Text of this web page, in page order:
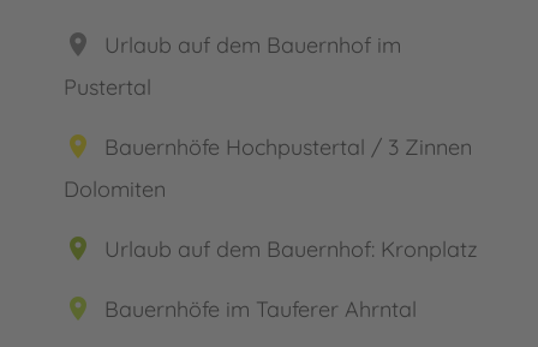
place
Urlaub auf dem Bauernhof im
Pustertal
place
Bauernhöfe Hochpustertal / 3 Zinnen
Dolomiten
place Urlaub auf dem Bauernhof: Kronplatz
place Bauernhöfe im Tauferer Ahrntal